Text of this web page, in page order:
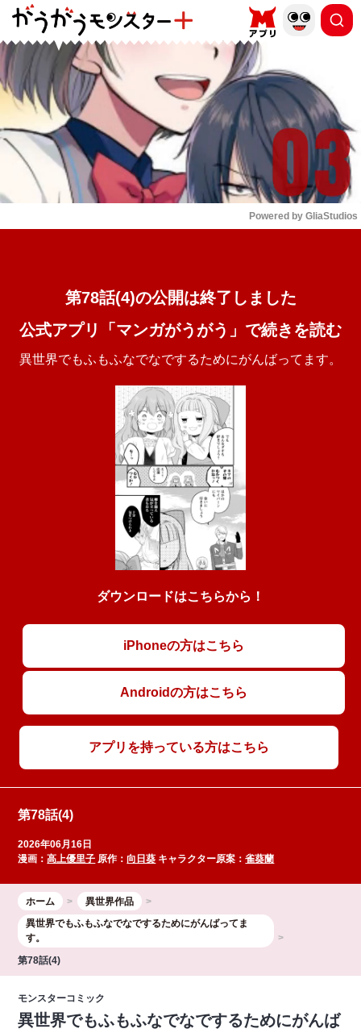
もっと読む
Powered by GliaStudios
第78話(4)の公開は終了しました
公式アプリ「マンガがうがう」で続きを読む
異世界でもふもふなでなでするためにがんばってます。
ダウンロードはこちらから！
iPhoneの方はこちら
Androidの方はこちら
アプリを持っている方はこちら
第78話(4)
2026年06月16日
漫画：高上優里子 原作：向日葵 キャラクター原案：雀葵蘭
ホーム
異世界作品
異世界でもふもふなでなでするためにがんばってま
す。
第78話(4)
モンスターコミック
異世界でもふもふなでなでするためにがんば